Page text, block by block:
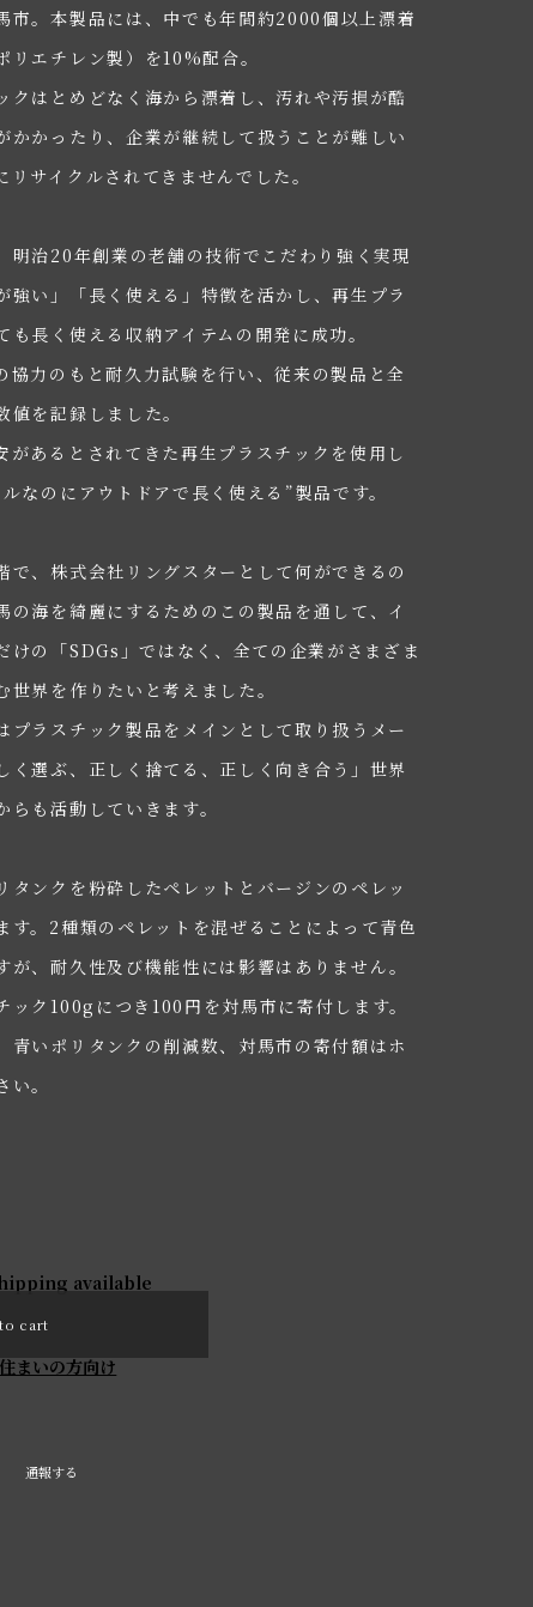
市。本製品には、中でも年間約2000個以上漂着
リエチレン製）を10%配合。
クはとめどなく海から漂着し、汚れや汚損が酷
かかったり、企業が継続して扱うことが難しい
サイクルされてきませんでした。
明治20年創業の老舗の技術でこだわり強く実現
強い」「長く使える」特徴を活かし、再生プラ
長く使える収納アイテムの開発に成功。
協力のもと耐久力試験を行い、従来の製品と全
値を記録しました。
があるとされてきた再生プラスチックを使用し
なのにアウトドアで長く使える”製品です。
で、株式会社リングスターとして何ができるの
の海を綺麗にするためのこの製品を通して、イ
けの「SDGs」ではなく、全ての企業がさまざま
界を作りたいと考えました。
プラスチック製品をメインとして取り扱うメー
く選ぶ、正しく捨てる、正しく向き合う」世界
も活動していきます。
ンクを粉砕したペレットとバージンのペレッ
す。2種類のペレットを混ぜることによって青色
が、耐久性及び機能性には影響はありません。
ク100gにつき100円を対馬市に寄付します。
青いポリタンクの削減数、対馬市の寄付額はホ
。
available
cart
まいの方向け
通報する